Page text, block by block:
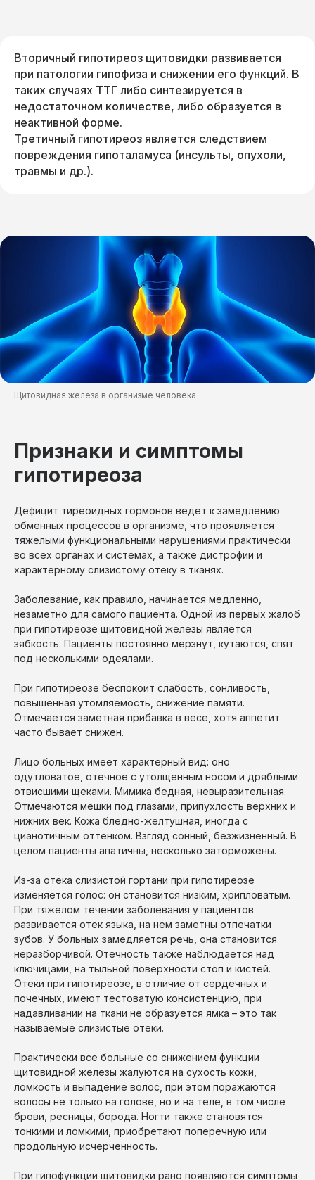
Вторичный гипотиреоз щитовидки развивается
при патологии гипофиза и снижении его функций. В
таких случаях ТТГ либо синтезируется в
недостаточном количестве, либо образуется в
неактивной форме.
Третичный гипотиреоз является следствием
повреждения гипоталамуса (инсульты, опухоли,
травмы и др.).
Щитовидная железа в организме человека
Признаки и симптомы
гипотиреоза
Дефицит тиреоидных гормонов ведет к замедлению
обменных процессов в организме, что проявляется
тяжелыми функциональными нарушениями практически
во всех органах и системах, а также дистрофии и
характерному слизистому отеку в тканях.
Заболевание, как правило, начинается медленно,
незаметно для самого пациента. Одной из первых жалоб
при гипотиреозе щитовидной железы является
зябкость. Пациенты постоянно мерзнут, кутаются, спят
под несколькими одеялами.
При гипотиреозе беспокоит слабость, сонливость,
повышенная утомляемость, снижение памяти.
Отмечается заметная прибавка в весе, хотя аппетит
часто бывает снижен.
Лицо больных имеет характерный вид: оно
одутловатое, отечное с утолщенным носом и дряблыми
отвисшими щеками. Мимика бедная, невыразительная.
Отмечаются мешки под глазами, припухлость верхних и
нижних век. Кожа бледно-желтушная, иногда с
цианотичным оттенком. Взгляд сонный, безжизненный. В
целом пациенты апатичны, несколько заторможены.
Из-за отека слизистой гортани при гипотиреозе
изменяется голос: он становится низким, хрипловатым.
При тяжелом течении заболевания у пациентов
развивается отек языка, на нем заметны отпечатки
зубов. У больных замедляется речь, она становится
неразборчивой. Отечность также наблюдается над
ключицами, на тыльной поверхности стоп и кистей.
Отеки при гипотиреозе, в отличие от сердечных и
почечных, имеют тестоватую консистенцию, при
надавливании на ткани не образуется ямка – это так
называемые слизистые отеки.
Практически все больные со снижением функции
щитовидной железы жалуются на сухость кожи,
ломкость и выпадение волос, при этом поражаются
волосы не только на голове, но и на теле, в том числе
брови, ресницы, борода. Ногти также становятся
тонкими и ломкими, приобретают поперечную или
продольную исчерченность.
При гипофункции щитовидки рано появляются симптомы